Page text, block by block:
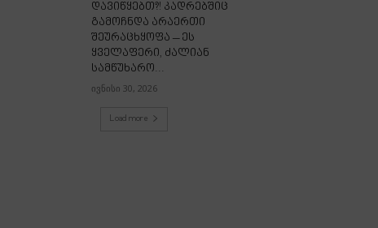
დავიწყებთ?! კადრებშიც
გამოჩნდა არაერთი
შეურაცხყოფა – ეს
ყველაფერი, ძალიან
სამწუხარო...
ივნისი 30, 2026
Load more